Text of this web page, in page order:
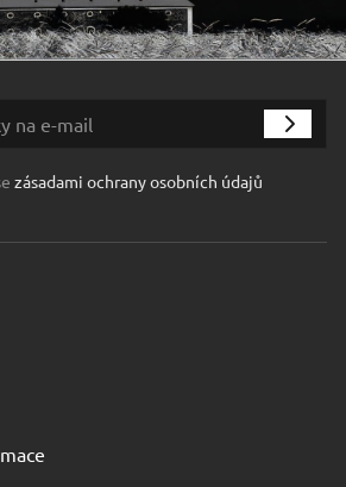
zásadami ochrany osobních údajů